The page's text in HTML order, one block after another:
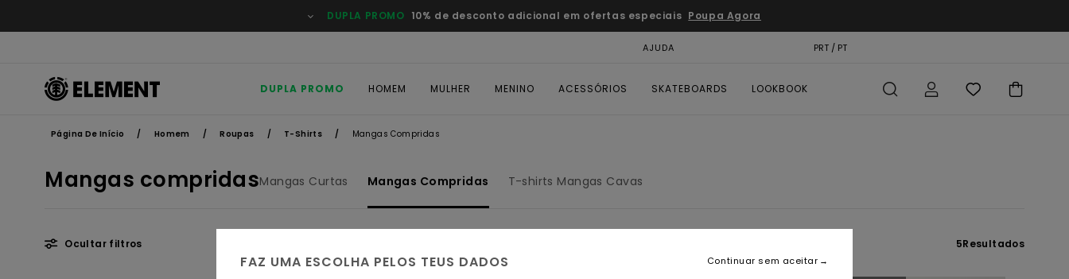
a
DUPLA PROMO 10% de desconto adicional em ofertas especiais Poupa Agora
AJUDA PRT / PT
DUPLA PROMO HOMEM MULHER MENINO ACESSÓRIOS SKATEBOARDS LOOKBOOK
Página De Início Homem Roupas T-Shirts Mangas Compridas
Mangas compridasMangas Curtas Mangas Compridas T-shirts Mangas Cavas
Ocultar filtros 5Resultados
FAZ UMA ESCOLHA PELOS TEUS DADOS Continuar sem aceitar